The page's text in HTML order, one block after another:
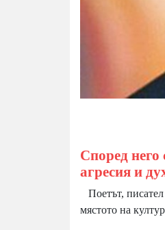
Според него
агресия и
Поетът, писател
мястото на